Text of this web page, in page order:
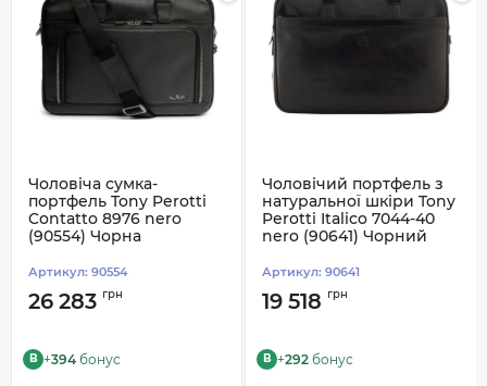
Чоловіча сумка-
портфель Tony Perotti
Contatto 8976 nero
(90554) Чорна
Артикул: 90554
26 283 грн
B +394 бонус
Чоловічий портфель з
натуральної шкіри Tony
Perotti Italico 7044-40
nero (90641) Чорний
Артикул: 90641
19 518 грн
B +292 бонус